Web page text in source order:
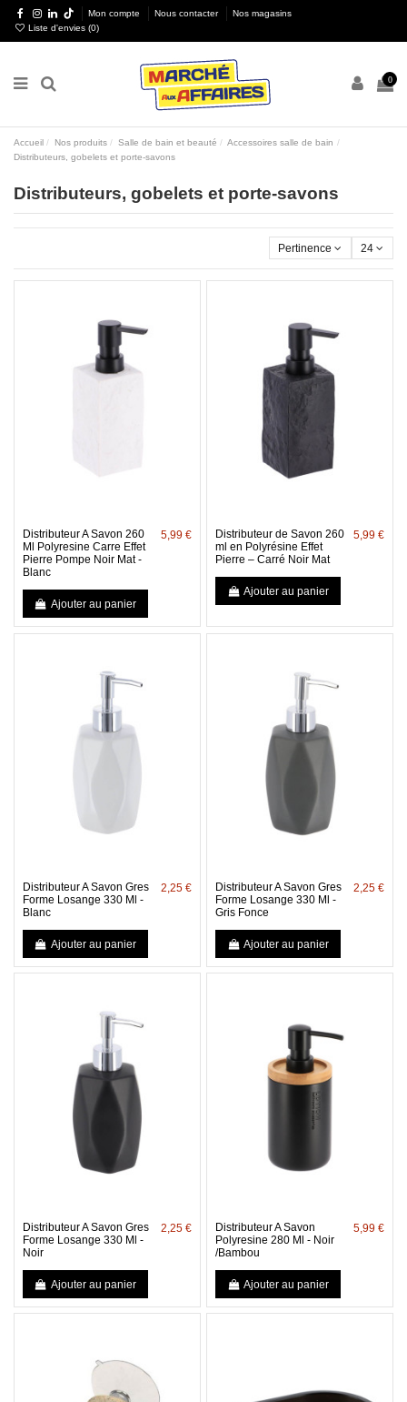
Mon compte Nous contacter
Nos magasins
Liste d'envies (0)
0
Accueil Nos produits Salle de bain et beauté
Accessoires salle de bain
Distributeurs, gobelets et porte-savons
Distributeurs, gobelets et porte-savons
Pertinence 24
Distributeur A Savon 260
Ml Polyresine Carre Effet
Pierre Pompe Noir Mat -
Blanc
5,99 €
Ajouter au panier
Distributeur de Savon 260
ml en Polyrésine Effet
Pierre – Carré Noir Mat
5,99 €
Ajouter au panier
Distributeur A Savon Gres
Forme Losange 330 Ml -
Blanc
2,25 €
Ajouter au panier
Distributeur A Savon Gres
Forme Losange 330 Ml -
Gris Fonce
2,25 €
Ajouter au panier
Distributeur A Savon Gres
Forme Losange 330 Ml -
Noir
2,25 €
Ajouter au panier
Distributeur A Savon
Polyresine 280 Ml - Noir
/Bambou
5,99 €
Ajouter au panier